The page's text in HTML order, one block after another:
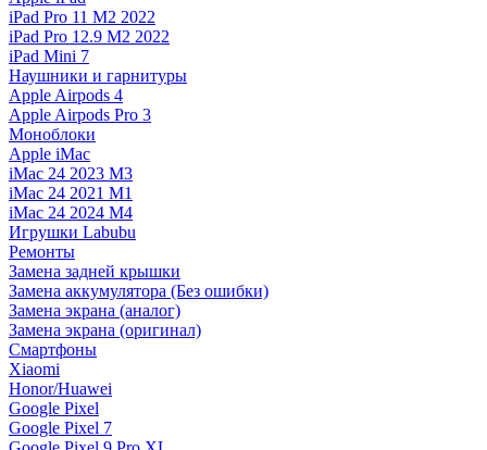
iPad Pro 11 M2 2022
iPad Pro 12.9 M2 2022
iPad Mini 7
Наушники и гарнитуры
Apple Airpods 4
Apple Airpods Pro 3
Моноблоки
Apple iMac
iMac 24 2023 M3
iMac 24 2021 M1
iMac 24 2024 M4
Игрушки Labubu
Ремонты
Замена задней крышки
Замена аккумулятора (Без ошибки)
Замена экрана (аналог)
Замена экрана (оригинал)
Смартфоны
Xiaomi
Honor/Huawei
Google Pixel
Google Pixel 7